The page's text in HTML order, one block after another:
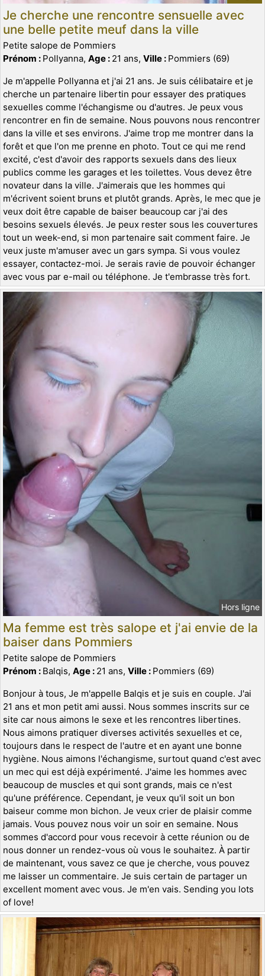
Je cherche une rencontre sensuelle avec
une belle petite meuf dans la ville
Petite salope de Pommiers
Prénom : Pollyanna, Age : 21 ans, Ville : Pommiers (69)
Je m'appelle Pollyanna et j'ai 21 ans. Je suis célibataire et je
cherche un partenaire libertin pour essayer des pratiques
sexuelles comme l'échangisme ou d'autres. Je peux vous
rencontrer en fin de semaine. Nous pouvons nous rencontrer
dans la ville et ses environs. J'aime trop me montrer dans la
forêt et que l'on me prenne en photo. Tout ce qui me rend
excité, c'est d'avoir des rapports sexuels dans des lieux
publics comme les garages et les toilettes. Vous devez être
novateur dans la ville. J'aimerais que les hommes qui
m'écrivent soient bruns et plutôt grands. Après, le mec que je
veux doit être capable de baiser beaucoup car j'ai des
besoins sexuels élevés. Je peux rester sous les couvertures
tout un week-end, si mon partenaire sait comment faire. Je
veux juste m'amuser avec un gars sympa. Si vous voulez
essayer, contactez-moi. Je serais ravie de pouvoir échanger
avec vous par e-mail ou téléphone. Je t'embrasse très fort.
Hors ligne
Ma femme est très salope et j'ai envie de la
baiser dans Pommiers
Petite salope de Pommiers
Prénom : Balqis, Age : 21 ans, Ville : Pommiers (69)
Bonjour à tous, Je m'appelle Balqis et je suis en couple. J'ai
21 ans et mon petit ami aussi. Nous sommes inscrits sur ce
site car nous aimons le sexe et les rencontres libertines.
Nous aimons pratiquer diverses activités sexuelles et ce,
toujours dans le respect de l'autre et en ayant une bonne
hygiène. Nous aimons l'échangisme, surtout quand c'est avec
un mec qui est déjà expérimenté. J'aime les hommes avec
beaucoup de muscles et qui sont grands, mais ce n'est
qu'une préférence. Cependant, je veux qu'il soit un bon
baiseur comme mon bichon. Je veux crier de plaisir comme
jamais. Vous pouvez nous voir un soir en semaine. Nous
sommes d'accord pour vous recevoir à cette réunion ou de
nous donner un rendez-vous où vous le souhaitez. À partir
de maintenant, vous savez ce que je cherche, vous pouvez
me laisser un commentaire. Je suis certain de partager un
excellent moment avec vous. Je m'en vais. Sending you lots
of love!